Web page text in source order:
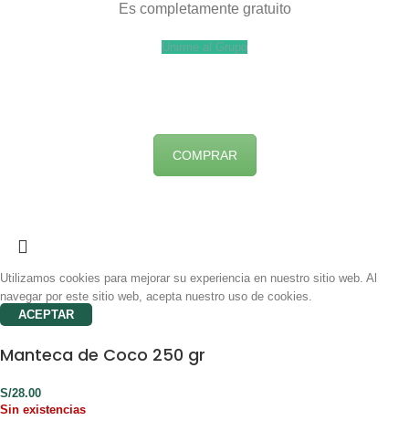
Es completamente gratuito
Unirme al Grupo
COMPRAR
Utilizamos cookies para mejorar su experiencia en nuestro sitio web. Al
navegar por este sitio web, acepta nuestro uso de cookies.
ACEPTAR
Manteca de Coco 250 gr
S/28.00
Sin existencias